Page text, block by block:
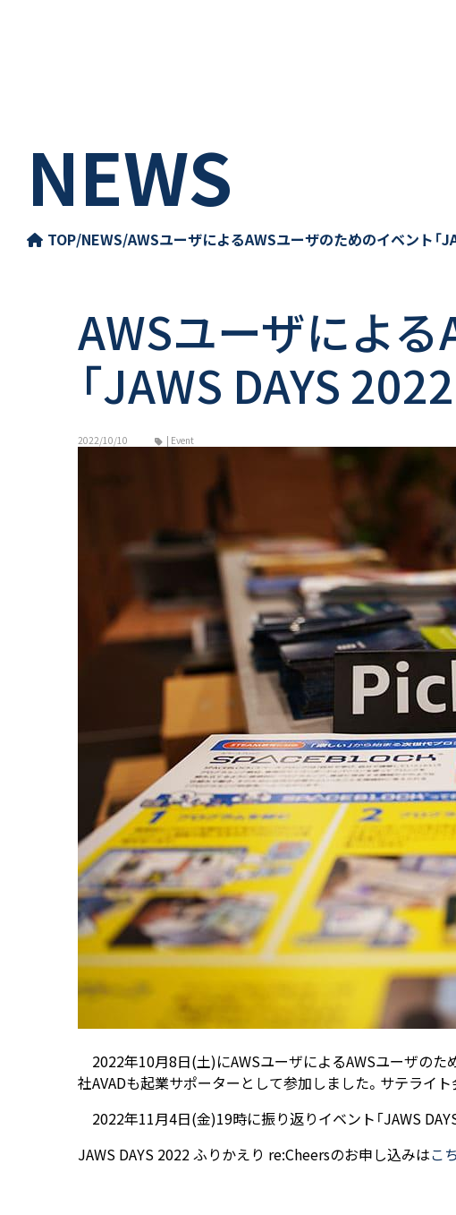
NEWS
TOP/NEWS/AWSユーザによるAWSユーザのためのイベント
AWSユーザによ
「JAWS DAYS
2022/10/10 | Event
2022年10月8日(土)にAWSユーザによるAWSユーザのた
社AVADも起業サポーターとして参加しました。サテライ
2022年11月4日(金)19時に振り返りイベント「JAWS
JAWS DAYS 2022 ふりかえり re:Cheersのお申し込みはこ